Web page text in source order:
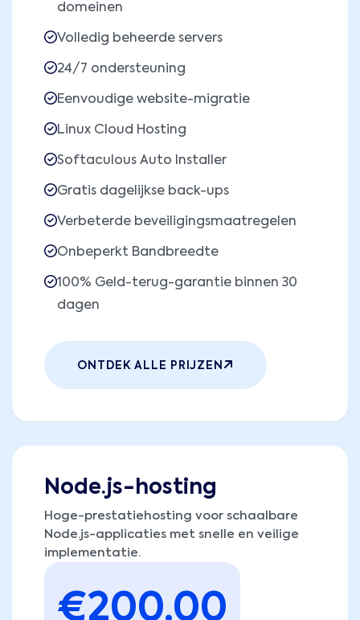
domeinen
Volledig beheerde servers
24/7 ondersteuning
Eenvoudige website-migratie
Linux Cloud Hosting
Softaculous Auto Installer
Gratis dagelijkse back-ups
Verbeterde beveiligingsmaatregelen
Onbeperkt Bandbreedte
100% Geld-terug-garantie binnen 30
dagen
ONTDEK ALLE PRIJZEN
€200.00
Node.js-hosting
Hoge-prestatiehosting voor schaalbare
Node.js-applicaties met snelle en veilige
implementatie.